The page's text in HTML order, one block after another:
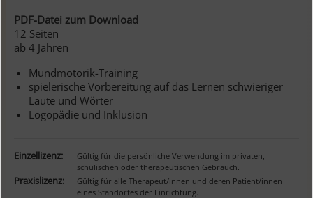
PDF-Datei zum Download
12 Seiten
ab 4 Jahren
Mundmotorik-Training
spielerische Vorbereitung auf das Lernen schwieriger
Laute und Wörter
Logopädie und Inklusion
Einzellizenz:
Gültig für die persönliche Verwendung im privaten,
schulischen oder therapeutischen Gebrauch.
Praxislizenz:
Gültig für alle Therapeut/innen und deren Patient/innen
eines Standortes der Einrichtung.